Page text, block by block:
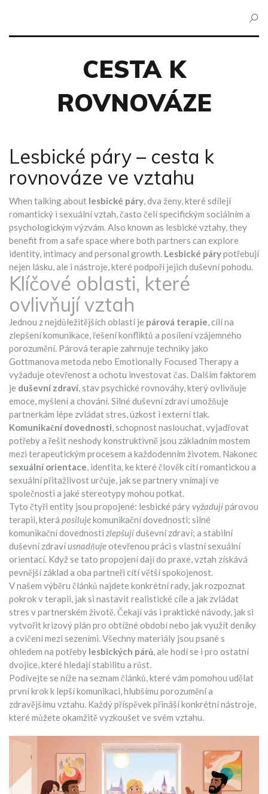
CESTA K
ROVNOVÁZE
Lesbické páry – cesta k
rovnováze ve vztahu
When talking about lesbické páry,dva ženy, které sdílejí
romantický i sexuální vztah, často čelí specifickým sociálním a
psychologickým výzvám. Also known as lesbické vztahy, they
benefit from a safe space where both partners can explore
identity, intimacy and personal growth. Lesbické párypotřebují
nejen lásku, ale i nástroje, které podpoří jejich duševní pohodu.
Klíčové oblasti, které
ovlivňují vztah
Jednou z nejdůležitějších oblastí je párová terapie,cílí na
zlepšení komunikace, řešení konfliktů a posílení vzájemného
porozumění. Párová terapie zahrnuje techniky jako
Gottmanova metoda nebo Emotionally Focused Therapy a
vyžaduje otevřenost a ochotu investovat čas. Dalším faktorem
je duševní zdraví,stav psychické rovnováhy, který ovlivňuje
emoce, myšlení a chování. Silné duševní zdraví umožňuje
partnerkám lépe zvládat stres, úzkost i externí tlak.
Komunikační dovednosti,schopnost naslouchat, vyjadřovat
potřeby a řešit neshody konstruktivně jsou základním mostem
mezi terapeutickým procesem a každodenním životem. Nakonec
sexuální orientace, identita, ke které člověk cítí romantickou a
sexuální přitažlivosturčuje, jak se partnery vnímají ve
společnosti a jaké stereotypy mohou potkat.
Tyto čtyři entity jsou propojené: lesbické páryvyžadujípárovou
terapii, která posilujekomunikační dovednosti; silné
komunikační dovednosti zlepšujíduševní zdraví; a stabilní
duševní zdravíusnadňujeotevřenou práci s vlastní sexuální
orientací. Když se tato propojení dají do praxe, vztah získává
pevnější základ a oba partneři cítí větší spokojenost.
V našem výběru článků najdete konkrétní rady, jak rozpoznat
pokrok v terapii, jak si nastavit realistické cíle a jak zvládat
stres v partnerském životě. Čekají vás i praktické návody, jak si
vytvořit krizový plán pro obtížné období nebo jak využít deníky
a cvičení mezi sezeními. Všechny materiály jsou psané s
ohledem na potřeby lesbických párů, ale hodí se i pro ostatní
dvojice, které hledají stabilitu a růst.
Podívejte se níže na seznam článků, které vám pomohou udělat
první krok k lepší komunikaci, hlubšímu porozumění a
zdravějšímu vztahu. Každý příspěvek přináší konkrétní nástroje,
které můžete okamžitě vyzkoušet ve svém vztahu.